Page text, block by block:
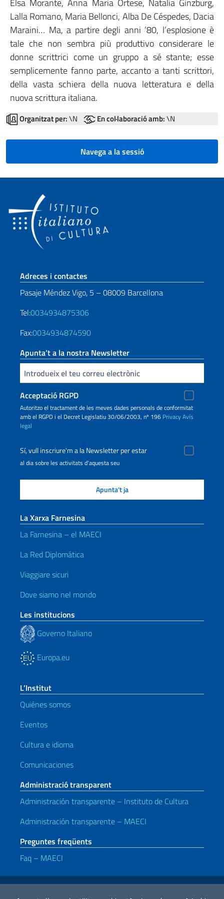
Elsa Morante, Anna Maria Ortese, Natalia Ginzburg,
Lalla Romano, Maria Bellonci, Alba De Céspedes, Dacia
Maraini… Ma, a partire degli anni ’80, l’esplosione è
tale che non sembra più produttivo considerare le
donne scrittrici come un gruppo a sé stante; esse
semplicemente fanno parte, accanto a tanti scrittori,
della vasta schiera della nuova letteratura e della
nuova scrittura italiana.
Organitzat per:\N En col·laboració amb:\N
Navega a la sessió
Sezione footer
Adreces i contactes
Pasaje Méndez Vigo, 5 – 08009 Barcellona
Tel:0034934875306
Fax:0034934874590
Apunta’t a la nostra Newsletter
Inserisci la tua email
Acceptació RGPD
Autoritzo el tractament de les meves dades personals de conformitat
amb el RGPD i el Decret Legislatiu 30/06/2003, nº 196 PrivacyAvís
legal
Sí, vull inscriure'm a la Newsletter per estar
al dia sobre les activitats d'aquesta seu
La Xarxa Farnesina
La Farnesina – el MAECI
La Red Diplomática
Viaggiare sicuri
Dove siamo nel mondo
Les institucions
Governo Italiano
Europa.eu
L’Institut
Quiénes somos
Eventos
Cultura e idioma
Comunicaciones
Administració transparent
Administración transparente – Instituto de Cultura
Administración transparente – MAECI
Preguntes freqüents
Faq – MAECI
Enllaços útils